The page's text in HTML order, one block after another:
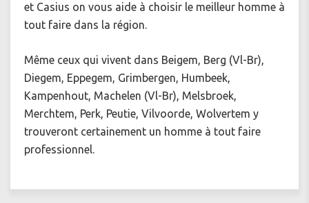
et Casius on vous aide à choisir le meilleur homme à
tout faire dans la région.
Même ceux qui vivent dans Beigem, Berg (Vl-Br),
Diegem, Eppegem, Grimbergen, Humbeek,
Kampenhout, Machelen (Vl-Br), Melsbroek,
Merchtem, Perk, Peutie, Vilvoorde, Wolvertem y
trouveront certainement un homme à tout faire
professionnel.